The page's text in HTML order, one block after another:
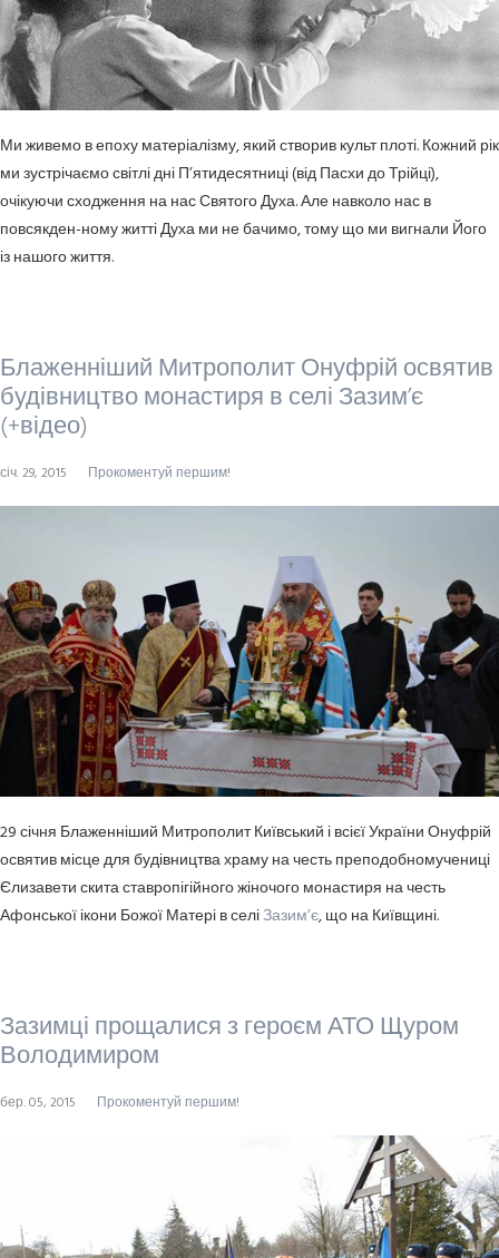
Ми живемо в епоху матеріалізму, який створив культ плоті. Кожний рік
ми зустрічаємо світлі дні П’ятидесятниці (від Пасхи до Трійці),
очікуючи сходження на нас Святого Духа. Але навколо нас в
повсякден-ному житті Духа ми не бачимо, тому що ми вигнали Його
із нашого життя.
Блаженніший Митрополит Онуфрій освятив
будівництво монастиря в селі Зазим’є
(+відео)
січ. 29, 2015 Прокоментуй першим!
29 січня Блаженніший Митрополит Київський і всієї України Онуфрій
освятив місце для будівництва храму на честь преподобномучениці
Єлизавети скита ставропігійного жіночого монастиря на честь
Афонської ікони Божої Матері в селіЗазим’є, що на Київщині.
Зазимці прощалися з героєм АТО Щуром
Володимиром
бер. 05, 2015 Прокоментуй першим!